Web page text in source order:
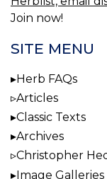
Join now!
SITE MENU
Herb FAQs
Articles
Classic Texts
Archives
Christopher
Image Galleries